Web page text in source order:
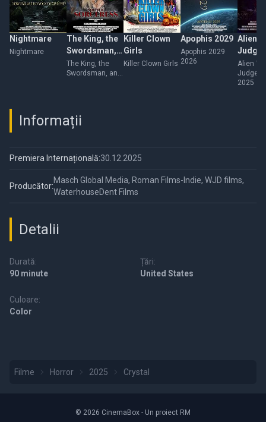
Nightmare
Nightmare
The King, the
Swordsman,
and the
Sorceress
The King, the
Swordsman, and
Killer Clown
Girls
Killer Clown Girls
Apophis 2029
Apophis 2029
2026
Alien
Day
Alien
2025
Informații
Premiera Internațională:30.12.2025
Producător:
Masch Global Media, Roman Films-Indie, WJD films,
WaterhouseDent Films
Detalii
Durată:
90 minute
Țări:
United States
Culoare:
Color
Filme Horror 2025 Crystal
© 2026 CinemaBox - Un proiect RM